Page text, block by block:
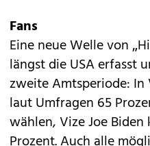
Fans
Eine neue Welle von
längst die USA erfasst
zweite Amtsperiode:
laut Umfragen 65
wählen, Vize Joe